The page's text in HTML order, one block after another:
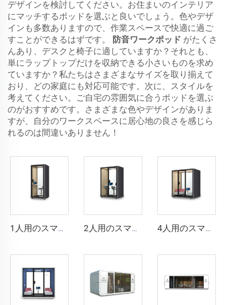
デザインを検討してください。お住まいのインテリア
にマッチするポッドを選ぶと良いでしょう。色やデザ
インも多数ありますので、作業スペースで快適に過ご
すことができるはずです。
防音ワークポッド がたくさ
んあり、デスクと椅子に適していますか？それとも、
単にラップトップだけを収納できる小さいものを求め
ていますか？私たちはさまざまなサイズを取り揃えて
おり、どの家庭にも対応可能です。次に、スタイルを
考えてください。ご自宅の雰囲気に合うポッドを選ぶ
のがおすすめです。さまざまな色やデザインがありま
すが、自分のワークスペースに居心地の良さを感じら
れるのは間違いありません！
1人用のスマートで防音性の高いブース - Cyspace Y PROシリーズ 2人用のスマートで防音性の高いブース - Cyspace Y PROシリーズ 4人用のスマートで防音ブース - Cyspace Y PROシリーズ